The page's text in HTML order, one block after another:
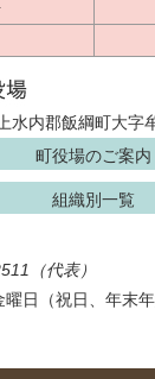
内郡飯綱町大字
町役場のご案内
組織別一覧
（代表）
曜日（祝日、年末